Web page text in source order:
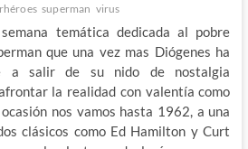
superman virus
temática dedicada al pobre
que una vez mas Diógenes ha
a salir de su nido de nostalgia
la realidad con valentía como
nos vamos hasta 1962, a una
clásicos como Ed Hamilton y Curt